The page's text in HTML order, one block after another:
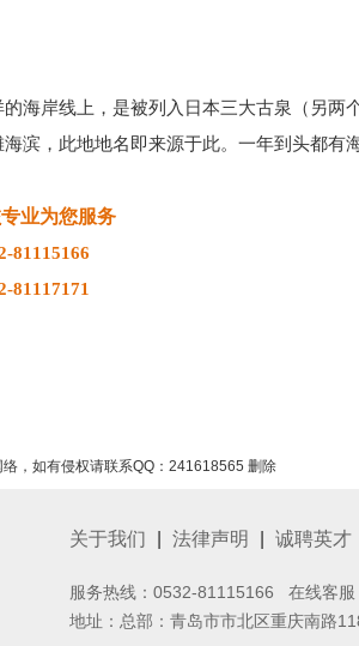
海岸线上，是被列入日本三大古泉（另两
滨，此地地名即来源于此。一年到头都有
专业为您服务
81115166
81117171
，如有侵权请联系QQ：241618565 删除
关于我们 法律声明 诚聘英才
服务热线：0532-81115166 在线客服
地址：总部：青岛市市北区重庆南路